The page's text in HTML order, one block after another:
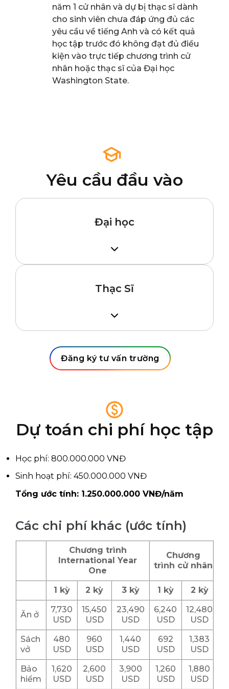
năm 1 cử nhân và dự bị thạc sĩ dành
cho sinh viên chưa đáp ứng đủ các
yêu cầu về tiếng Anh và có kết quả
học tập trước đó không đạt đủ điều
kiện vào trực tiếp chương trình cử
nhân hoặc thạc sĩ của Đại học
Washington State.
Yêu cầu đầu vào
Đại học
Thạc Sĩ
ngành)
Đăng ký tư vấn trường
Dự toán chi phí học tập
Học phí: 800.000.000 VNĐ
Sinh hoạt phí: 450.000.000 VNĐ
Tổng ước tính: 1.250.000.000 VNĐ/năm
Các chi phí khác (ước tính)
Chương trình
International Year
One
Chương
trình cử nhân
1 kỳ 2 kỳ 3 kỳ 1 kỳ 2 kỳ
Ăn ở
7,730
USD
15,450
USD
23,490
USD
6,240
USD
12,480
USD
Sách
vở
480
USD
960
USD
1,440
USD
692
USD
1,383
USD
Bảo
hiểm
1,620
USD
2,600
USD
3,900
USD
1,260
USD
1,880
USD